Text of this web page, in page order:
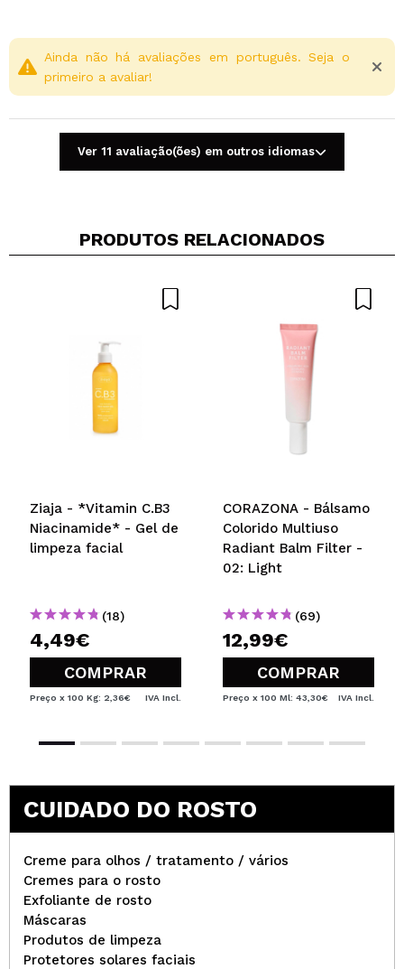
Compartilhar um vídeo ou uma foto
Sim Não
Ainda não há avaliações em português. Seja o
primeiro a avaliar!
Ver 11 avaliação(ões) em outros idiomas
PRODUTOS RELACIONADOS
Ziaja - *Vitamin C.B3
Niacinamide* - Gel de
limpeza facial
(18)
4,49€
COMPRAR
Preço x 100 Kg: 2,36€ IVA Incl.
CORAZONA - Bálsamo
Colorido Multiuso
Radiant Balm Filter -
02: Light
(69)
12,99€
COMPRAR
Preço x 100 Ml: 43,30€ IVA Incl.
CUIDADO DO ROSTO
Creme para olhos / tratamento / vários
Cremes para o rosto
Exfoliante de rosto
Máscaras
Produtos de limpeza
Protetores solares faciais